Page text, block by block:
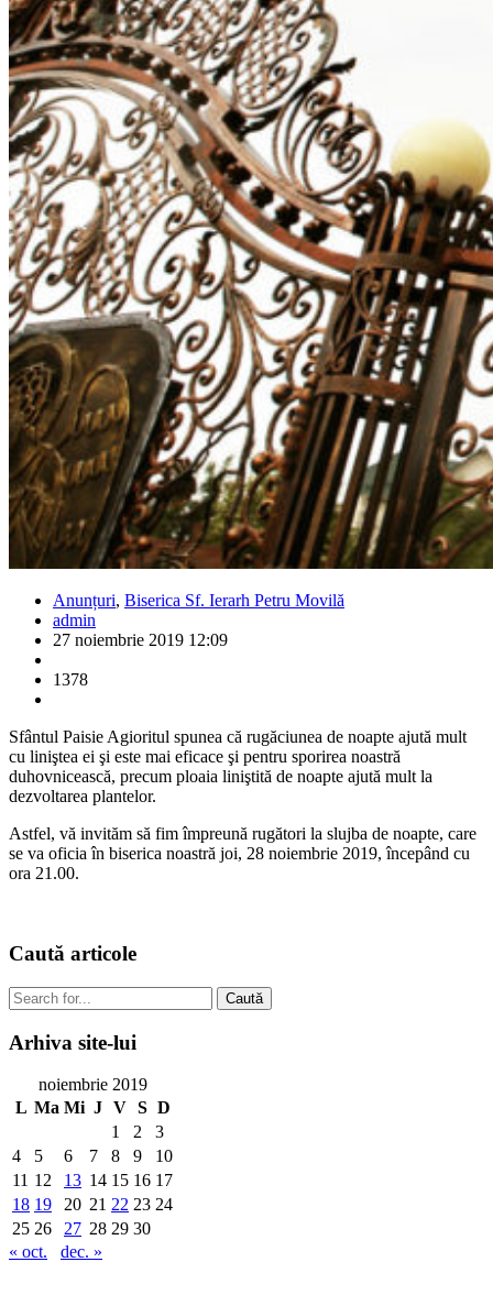
Anunțuri, Biserica Sf. Ierarh Petru Movilă
admin
27 noiembrie 2019 12:09
1378
Sfântul Paisie Agioritul spunea că rugăciunea de noapte ajută mult
cu liniştea ei şi este mai eficace şi pentru sporirea noastră
duhovnicească, precum ploaia liniştită de noapte ajută mult la
dezvoltarea plantelor.
Astfel, vă invităm să fim împreună rugători la slujba de noapte, care
se va oficia în biserica noastră joi, 28 noiembrie 2019, începând cu
ora 21.00.
Caută articole
Caută
Arhiva site-lui
noiembrie 2019
L Ma Mi J V S D
1
2
3
4
5 6 7 8 9
10
11 12 13 14 15 16 17
18 19 20 21 22 23 24
25 26 27 28 29 30
« oct.
dec. »